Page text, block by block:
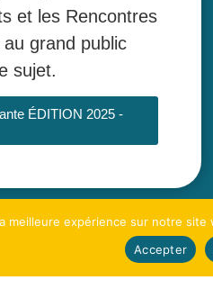
et les Rencontres
grand public
sujet.
ÉDITION 2025 -
meilleure expérience sur notre
Accepter